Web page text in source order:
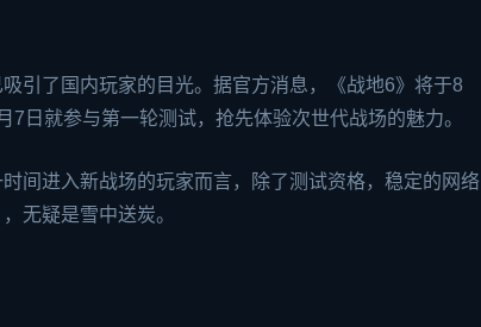
引了国内玩家的目光。据官方消息，《战地6》将于8
日就参与第一轮测试，抢先体验次世代战场的魅力。
间进入新战场的玩家而言，除了测试资格，稳定的网络
无疑是雪中送炭。